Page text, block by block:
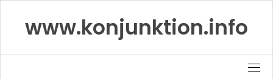
contentwww.konjunktion.info